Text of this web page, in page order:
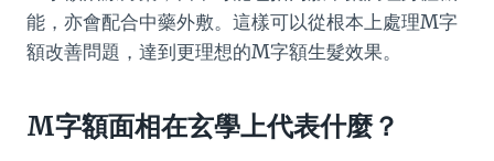
能，亦會配合中藥外敷。這樣可以從根本上處理M字
額改善問題，達到更理想的M字額生髮效果。
M字額面相在玄學上代表什麼？